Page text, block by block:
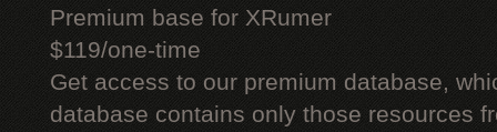
Premium base for XRumer
$119/one-time
Get access to our premium database,
database contains only those resources